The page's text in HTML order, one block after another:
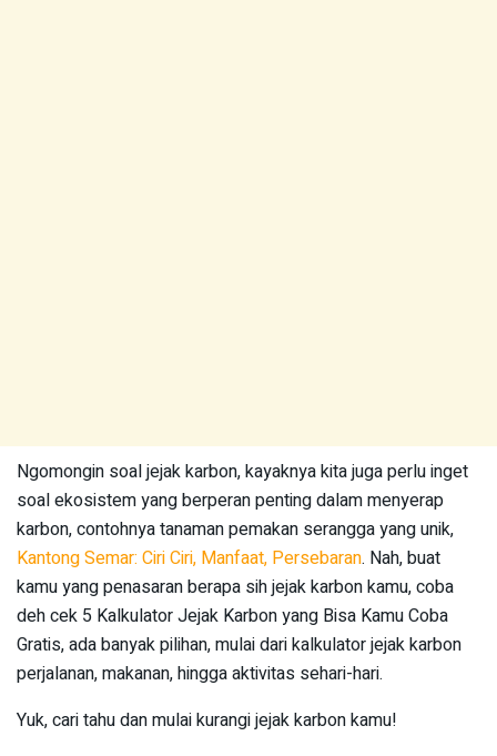
Ngomongin soal jejak karbon, kayaknya kita juga perlu inget
soal ekosistem yang berperan penting dalam menyerap
karbon, contohnya tanaman pemakan serangga yang unik,
Kantong Semar: Ciri Ciri, Manfaat, Persebaran. Nah, buat
kamu yang penasaran berapa sih jejak karbon kamu, coba
deh cek 5 Kalkulator Jejak Karbon yang Bisa Kamu Coba
Gratis, ada banyak pilihan, mulai dari kalkulator jejak karbon
perjalanan, makanan, hingga aktivitas sehari-hari.
Yuk, cari tahu dan mulai kurangi jejak karbon kamu!